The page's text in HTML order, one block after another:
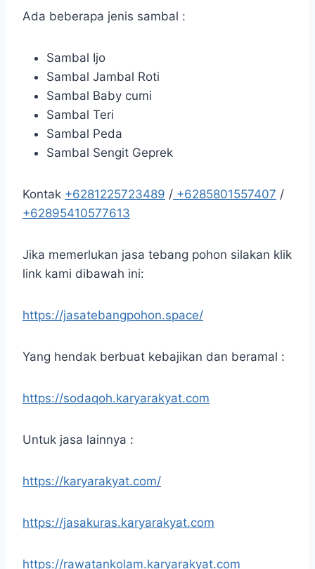
Ada beberapa jenis sambal :
Sambal Ijo
Sambal Jambal Roti
Sambal Baby cumi
Sambal Teri
Sambal Peda
Sambal Sengit Geprek
Kontak +6281225723489 / +6285801557407 /
+62895410577613
Jika memerlukan jasa tebang pohon silakan klik
link kami dibawah ini:
https://jasatebangpohon.space/
Yang hendak berbuat kebajikan dan beramal :
https://sodaqoh.karyarakyat.com
Untuk jasa lainnya :
https://karyarakyat.com/
https://jasakuras.karyarakyat.com
https://rawatankolam.karyarakyat.com